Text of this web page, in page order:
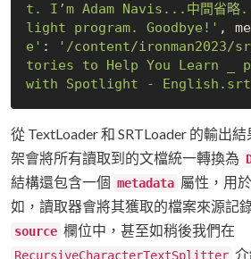
t. I’m Adam Navis...中間省
light program. Goodbye!' ,
e' :
'/content/ironman2023/
tories to Help You Learn _
with Spotlight -
從 TextLoader 和 SRTLoader 的輸出
架會將所有讀取到的文檔統一轉換為
結構還包含一個 metadata 屬性，用
如，讀取器會將其獲取的檔案來源記
source 欄位中，甚至如稍後我們在
RecursiveCharacterTextSplitter